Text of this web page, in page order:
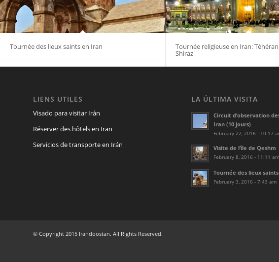
Tournée des lieux saints en Iran Tournée religieuse en Iran:
Shiraz
LIENS UTILES
Visado para visitar Irán
Réserver des hôtels en Iran
Servicios de transporte en Irán
LA ÚLTIMA VISITA
Circuit d’observation
Iran (10 jours)
February 22, 2016 - 10:17
Visite de l’île de Qeshm
February 8, 2016 - 11:11 am
Tournée des lieux
February 3, 2016 - 7:43 am
© Copyright 2015 Irandoostan. All Rights Reserved.